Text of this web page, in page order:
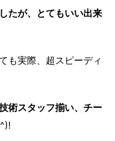
たが、とてもいい出来
も実際、超スピーディ
術スタッフ揃い、チー